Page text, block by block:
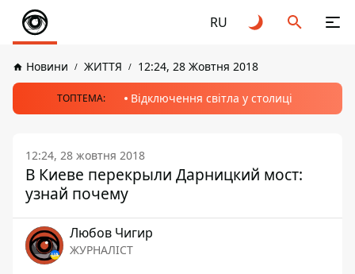
RU
Новини ЖИТТЯ 12:24, 28 Жовтня 2018
ТОПТЕМА: Відключення світла у столиці
12:24, 28 жовтня 2018
В Киеве перекрыли Дарницкий мост:
узнай почему
Любов Чигир
ЖУРНАЛІСТ